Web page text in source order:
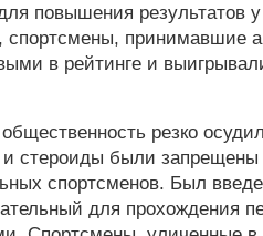
повышения результатов
спортсмены, принимавшие
в рейтинге и
резко
и стероиды были запрещены
спортсменов. Был
для прохождения